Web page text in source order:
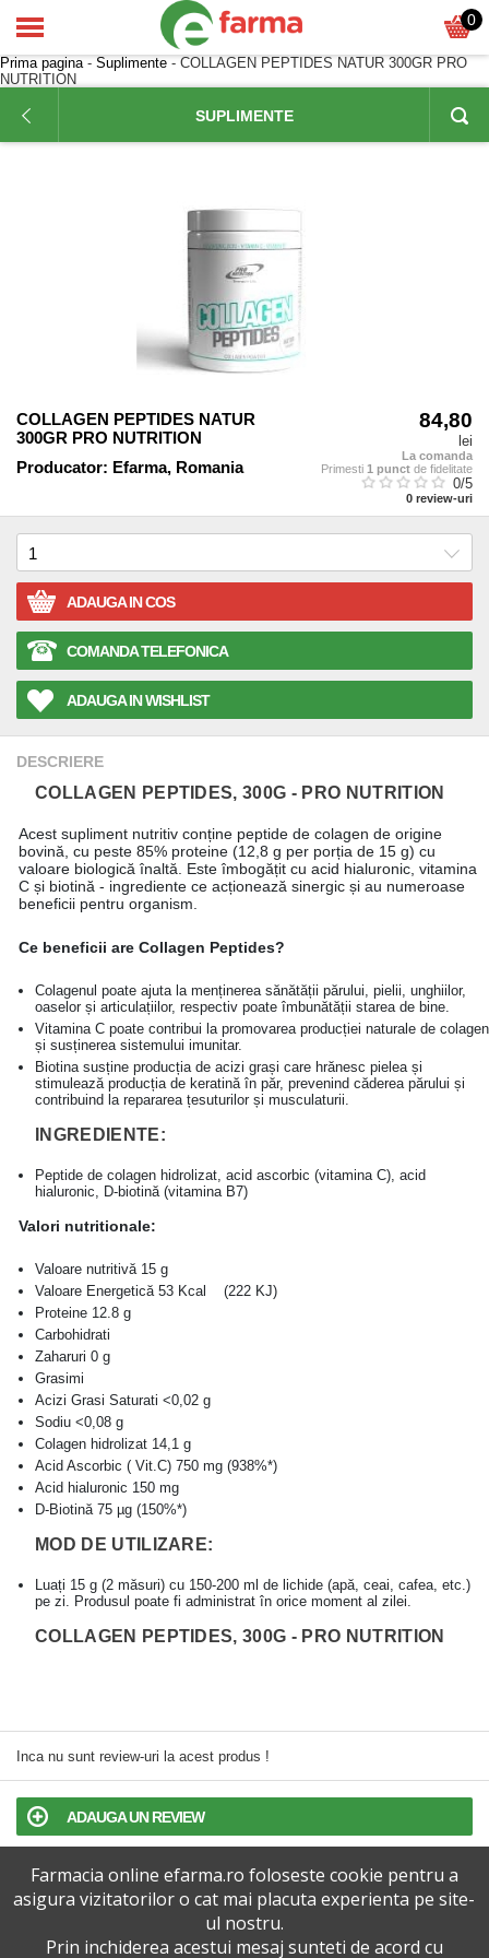
0
Prima pagina- Suplimente - COLLAGEN PEPTIDES NATUR 300GR PRO
NUTRITION
SUPLIMENTE
COLLAGEN PEPTIDES NATUR
300GR PRO NUTRITION
Producator: Efarma, Romania
84,80
lei
La comanda
Primesti 1 punct de fidelitate
0/5
0 review-uri
ADAUGA IN COS
COMANDA TELEFONICA
ADAUGA IN WISHLIST
DESCRIERE
COLLAGEN PEPTIDES, 300G - PRO NUTRITION
Acest supliment nutritiv conține peptide de colagen de origine
bovină, cu peste 85% proteine (12,8 g per porția de 15 g) cu
valoare biologică înaltă. Este îmbogățit cu acid hialuronic, vitamina
C și biotină - ingrediente ce acționează sinergic și au numeroase
beneficii pentru organism.
Ce beneficii are Collagen Peptides?
Colagenul poate ajuta la menținerea sănătății părului, pielii, unghiilor,
oaselor și articulațiilor, respectiv poate îmbunătății starea de bine.
Vitamina C poate contribui la promovarea producției naturale de colagen
și susținerea sistemului imunitar.
Biotina susține producția de acizi grași care hrănesc pielea și
stimulează producția de keratină în păr, prevenind căderea părului și
contribuind la repararea țesuturilor și musculaturii.
INGREDIENTE:
Peptide de colagen hidrolizat, acid ascorbic (vitamina C), acid
hialuronic, D-biotină (vitamina B7)
Valori nutritionale:
Valoare nutritivă 15 g
Valoare Energetică 53 Kcal (222 KJ)
Proteine 12.8 g
Carbohidrati
Zaharuri 0 g
Grasimi
Acizi Grasi Saturati <0,02 g
Sodiu <0,08 g
Colagen hidrolizat 14,1 g
Acid Ascorbic ( Vit.C) 750 mg (938%*)
Acid hialuronic 150 mg
D-Biotină 75 µg (150%*)
MOD DE UTILIZARE:
Luați 15 g (2 măsuri) cu 150-200 ml de lichide (apă, ceai, cafea, etc.)
pe zi. Produsul poate fi administrat în orice moment al zilei.
COLLAGEN PEPTIDES, 300G - PRO NUTRITION
Inca nu sunt review-uri la acest produs !
ADAUGA UN REVIEW
TERMENI SI CONDITII
POLITICA DE CONFIDENTIALITATE
Farmacia online efarma.ro foloseste cookie pentru a
asigura vizitatorilor o cat mai placuta experienta pe site-
ul nostru.
Prin inchiderea acestui mesaj sunteti de acord cu